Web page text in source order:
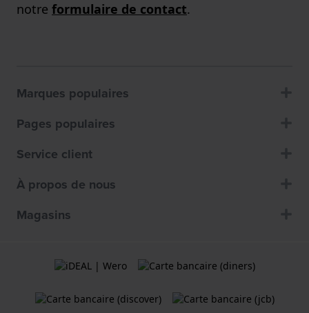
notre formulaire de contact.
Marques populaires
Pages populaires
Service client
À propos de nous
Magasins